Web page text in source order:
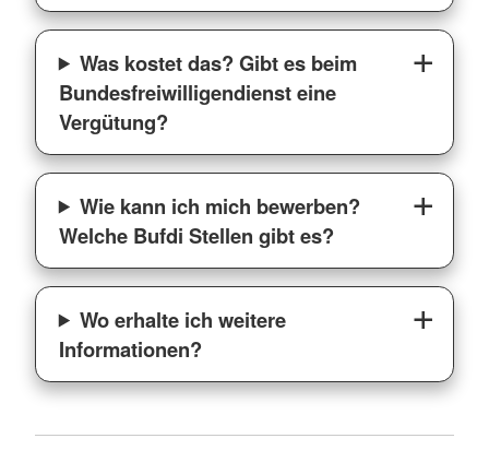
Was kostet das? Gibt es beim
Bundesfreiwilligendienst eine
Vergütung?
Wie kann ich mich bewerben?
Welche Bufdi Stellen gibt es?
Wo erhalte ich weitere
Informationen?